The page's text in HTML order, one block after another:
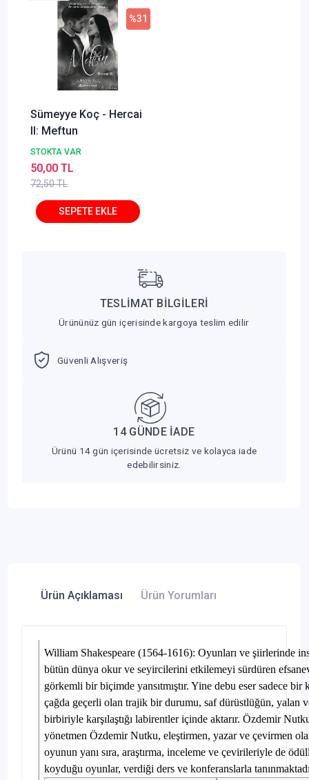
Sümeyye Koç - Hercai
II: Meftun
STOKTA VAR
72,50 TL
%31
50,00 TL
TESLİMAT BİLGİLERİ
Ürününüz gün içerisinde kargoya teslim edilir
Güvenli Alışveriş
14 GÜNDE İADE
Ürünü 14 gün içerisinde ücretsiz ve kolayca iade
edebilirsiniz.
Ürün Açıklaması Ürün Yorumları
William Shakespeare (1564-1616): Oyunları ve şiirlerinde
bütün dünya okur ve seyircilerini etkilemeyi sürdüren
görkemli bir biçimde yansıtmıştır. Yine debu eser sadece
çağda geçerli olan trajik bir durumu, saf dürüstlüğün, yalan
birbiriyle karşılaştığı labirentler içinde aktarır. Özdemir
yönetmen Özdemir Nutku, eleştirmen, yazar ve çevirmen
oyunun yanı sıra, araştırma, inceleme ve çevirileriyle de
koyduğu oyunlar, verdiği ders ve konferanslarla